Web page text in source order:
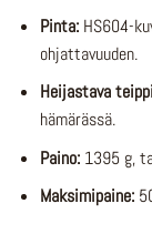
Pinta:HS604-
ohjattavuuden.
Heijastava
hämärässä.
Paino:1395 g,
Maksimipaine: